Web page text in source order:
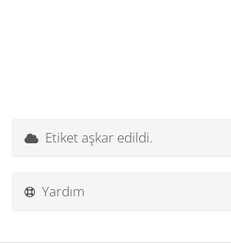
Etiket aşkar edildi.
Yardım